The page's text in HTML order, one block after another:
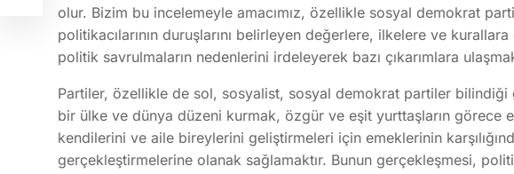
olur. Bizim bu incelemeyle amacımız, özellikle sosyal demokrat
politikacılarının duruşlarını belirleyen değerlere, ilkelere ve
politik savrulmaların nedenlerini irdeleyerek bazı çıkarımlara
Partiler, özellikle de sol, sosyalist, sosyal demokrat partiler bilindiği
bir ülke ve dünya düzeni kurmak, özgür ve eşit yurttaşların görece
kendilerini ve aile bireylerini geliştirmeleri için emeklerinin
gerçekleştirmelerine olanak sağlamaktır. Bunun gerçekleşmesi,